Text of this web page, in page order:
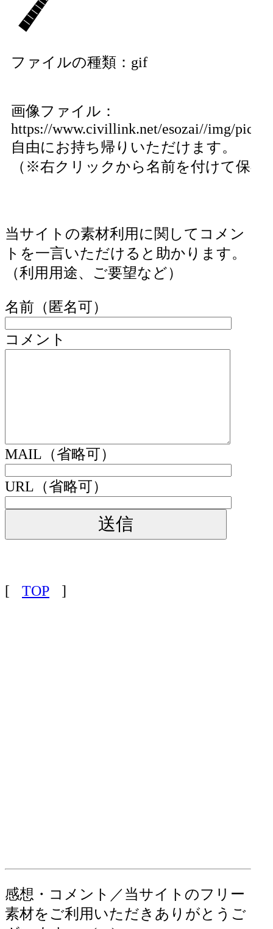
ファイルの種類：gif
画像ファイル：
https://www.civillink.net/esozai//img/
自由にお持ち帰りいただけます。
（※右クリックから名前を付けて保存
当サイトの素材利用に関してコメン
トを一言いただけると助かります。
（利用用途、ご要望など）
名前（匿名可）
コメント
MAIL（省略可）
URL（省略可）
[ TOP ]
感想・コメント／当サイトのフリー
素材をご利用いただきありがとうご